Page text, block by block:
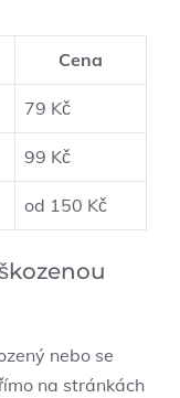
Cena
79 Kč
99 ‌Kč
od 150 Kč
nebo se
⁣na stránkách